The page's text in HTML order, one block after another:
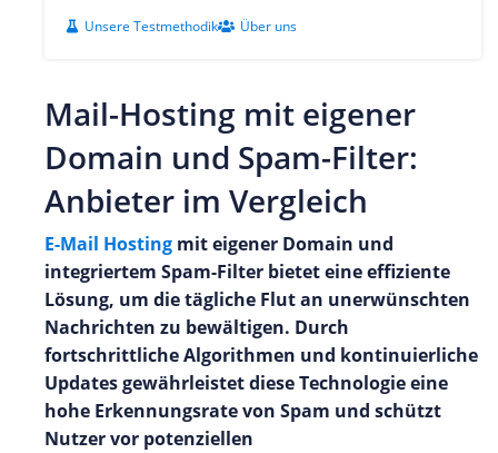
Unsere Testmethodik Über uns
Mail-Hosting mit eigener
Domain und Spam-Filter:
Anbieter im Vergleich
E-Mail Hosting mit eigener Domain und
integriertem Spam-Filter bietet eine effiziente
Lösung, um die tägliche Flut an unerwünschten
Nachrichten zu bewältigen. Durch
fortschrittliche Algorithmen und kontinuierliche
Updates gewährleistet diese Technologie eine
hohe Erkennungsrate von Spam und schützt
Nutzer vor potenziellen